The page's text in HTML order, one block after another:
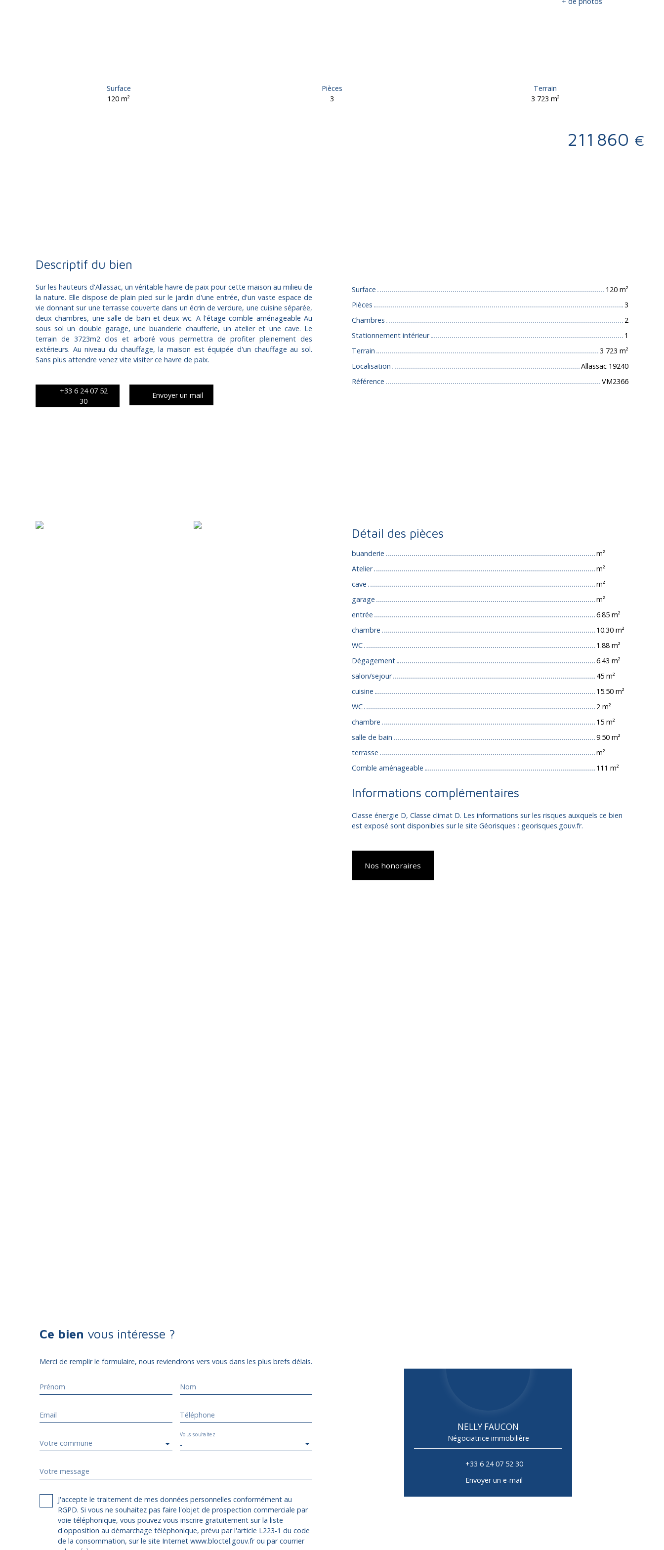
Surface
120m²
Pièces
3
Terrain
3 723 m²
211 860 €
Descriptif du bien
Sur les hauteurs d'Allassac, un véritable havre de paix pour cette maison au milieu de
la nature. Elle dispose de plain pied sur le jardin d'une entrée, d'un vaste espace de
vie donnant sur une terrasse couverte dans un écrin de verdure, une cuisine séparée,
deux chambres, une salle de bain et deux wc. A l'étage comble aménageable Au
sous sol un double garage, une buanderie chaufferie, un atelier et une cave. Le
terrain de 3723m2 clos et arboré vous permettra de profiter pleinement des
extérieurs. Au niveau du chauffage, la maison est équipée d'un chauffage au sol.
Sans plus attendre venez vite visiter ce havre de paix.
+33 6 24 07 52
30
Envoyer un mail
Surface 120 m²
Pièces
3
Chambres
2
Stationnement intérieur
1
Terrain
3 723 m²
Localisation
Allassac 19240
Référence
VM2366
Détail des pièces
buanderie
m²
Atelier
m²
cave
m²
garage
m²
entrée
6.85 m²
chambre
10.30 m²
WC
1.88 m²
Dégagement
6.43 m²
salon/sejour
45 m²
cuisine
15.50 m²
WC
2 m²
chambre
15 m²
salle de bain
9.50 m²
terrasse
m²
Comble aménageable
111 m²
Informations complémentaires
Classe énergie D, Classe climat D. Les informations sur les risques auxquels ce bien
est exposé sont disponibles sur le site Géorisques : georisques.gouv.fr.
Nos honoraires
Ce bien vous intéresse ?
Merci de remplir le formulaire, nous reviendrons vers vous dans les plus brefs délais.
Prénom Nom
Email Téléphone
Votre commune -
Vous souhaitez
Votre message
J'accepte le traitement de mes données personnelles conformément au
RGPD. Si vous ne souhaitez pas faire l'objet de prospection commerciale par
voie téléphonique, vous pouvez vous inscrire gratuitement sur la liste
d'opposition au démarchage téléphonique, prévu par l'article L223-1 du code
de la consommation, sur le site Internet www.bloctel.gouv.fr ou par courrier
NELLY FAUCON
Négociatrice immobilière
+33 6 24 07 52 30
Envoyer un e-mail